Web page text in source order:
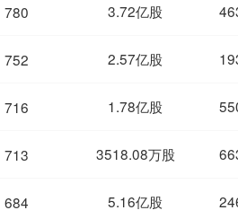
780 3.72亿股
752 2.57亿股
716 1.78亿股
713 3518.08万股
684 5.16亿股